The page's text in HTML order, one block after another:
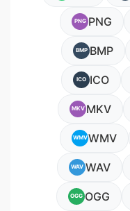
PNG PNG
BMP BMP
ICO ICO
MKV MKV
WMVWMV
WAV WAV
OGG OGG